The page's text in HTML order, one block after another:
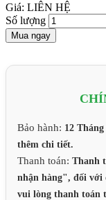
Giá: LIÊN HỆ
Số lượng
Mua ngay
Bảo hành: 12
thêm chi tiết.
Thanh toán: Thanh
nhận hàng", đối với
vui lòng thanh toán